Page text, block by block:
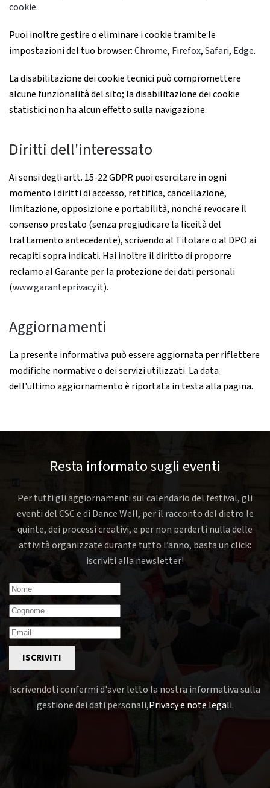
cookie.
Puoi inoltre gestire o eliminare i cookie tramite le
impostazioni del tuo browser:Chrome, Firefox,Safari, Edge.
La disabilitazione dei cookie tecnici può compromettere
alcune funzionalità del sito; la disabilitazione dei cookie
statistici non ha alcun effetto sulla navigazione.
Diritti dell'interessato
Ai sensi degli artt. 15-22 GDPR puoi esercitare in ogni
momento i diritti di accesso, rettifica, cancellazione,
limitazione, opposizione e portabilità, nonché revocare il
consenso prestato (senza pregiudicare la liceità del
trattamento antecedente), scrivendo al Titolare o al DPO ai
recapiti sopra indicati. Hai inoltre il diritto di proporre
reclamo al Garante per la protezione dei dati personali
(www.garanteprivacy.it).
Aggiornamenti
La presente informativa può essere aggiornata per riflettere
modifiche normative o dei servizi utilizzati. La data
dell'ultimo aggiornamento è riportata in testa alla pagina.
Resta informato sugli eventi
Per tutti gli aggiornamenti sul calendario del festival, gli
eventi del CSC e di Dance Well, per il racconto del dietro le
quinte, dei processi creativi, e per non perderti nulla delle
attività organizzate durante tutto l’anno, basta un click:
iscriviti alla newsletter!
ISCRIVITI
Iscrivendoti confermi d'aver letto la nostra informativa sulla
gestione dei dati personali,Privacy e note legali.